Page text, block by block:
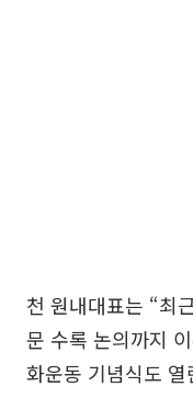
천 원내대표는 “최
문 수록 논의까지
화운동 기념식도